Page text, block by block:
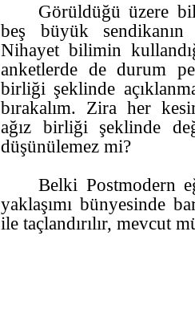
Görüldüğü üzere
beş büyük
Nihayet bilimin
anketlerde de durum
birliği şeklinde
bırakalım. Zira her
ağız birliği şeklinde
düşünülemez mi?
Belki Postmodern
yaklaşımı bünyesinde
ile taçlandırılır, mevcut